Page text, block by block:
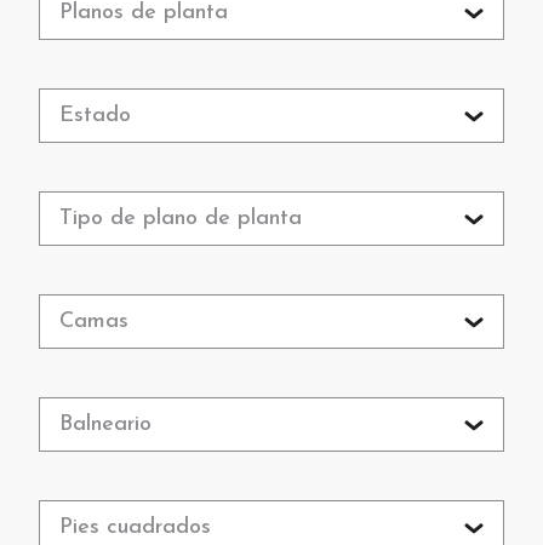
Planos de planta
Estado
Tipo de plano de planta
Camas
Balneario
Pies cuadrados